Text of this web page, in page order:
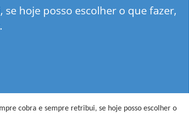
cobra e sempre retribui, se hoje posso escolher o